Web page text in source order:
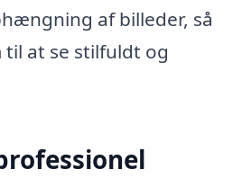
af billeder, så
at se stilfuldt og